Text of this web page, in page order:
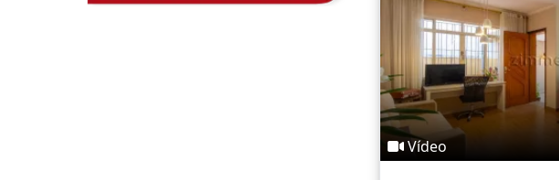
Vídeo